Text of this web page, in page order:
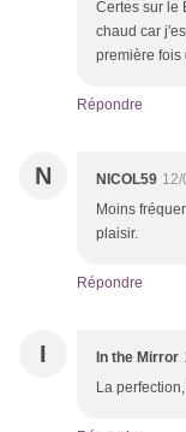
Certes sur le
chaud car
première fois
Répondre
N NICOL59
Moins
plaisir.
Répondre
I In the Mirror
La